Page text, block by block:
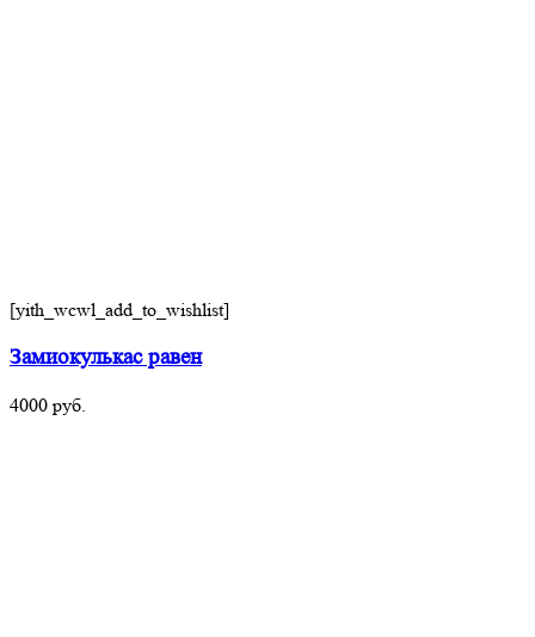
[yith_wcwl_add_to_wishlist]
Замиокулькас равен
4000 руб.